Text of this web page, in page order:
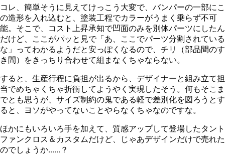
コレ、簡単そうに見えてけっこう大変で、バンパーの一部にこ
の造形を入れ込むと、塗装工程でカラーがうまく乗らず不可
能。そこで、コスト上昇承知で凹面のみを別体パーツにしたん
だけど、ここがパッと見で「あ、ここでパーツ分割されている
な」ってわかるようだと安っぽくなるので、チリ（部品間のす
き間）をきっちり合わせて組まなくちゃならない。
すると、生産行程に負担が出るから、デザイナーと組み立て担
当でめちゃくちゃ折衝してようやく実現したそう。何もそこま
でとも思うが、サイズ制約の鬼である軽で差別化を図ろうとす
ると、ヨソがやってないことやらなくちゃなのですな。
ほかにもいろいろ手を加えて、質感アップして登場したタント
ファンクロス＆カスタムだけど、じゃあデザインだけで売れた
のでしょうか......？